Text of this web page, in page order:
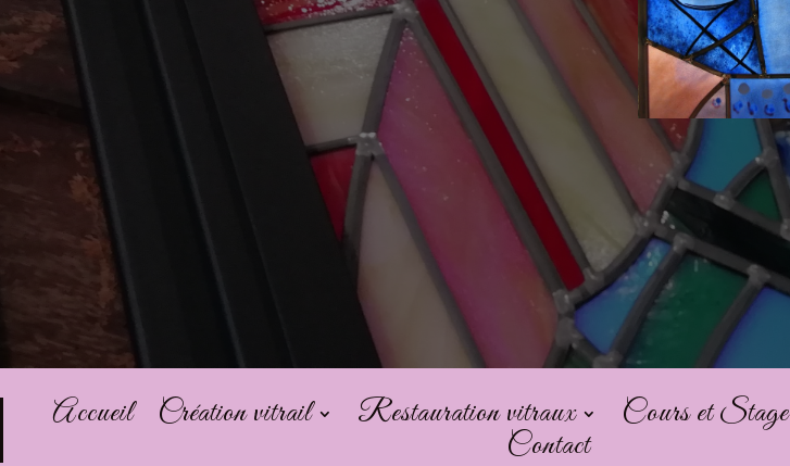
Accueil Création vitrail Restauration vitraux Cours et Stage
Contact